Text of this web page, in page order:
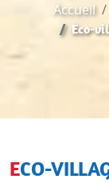
Accueil
Eco-
ECO-